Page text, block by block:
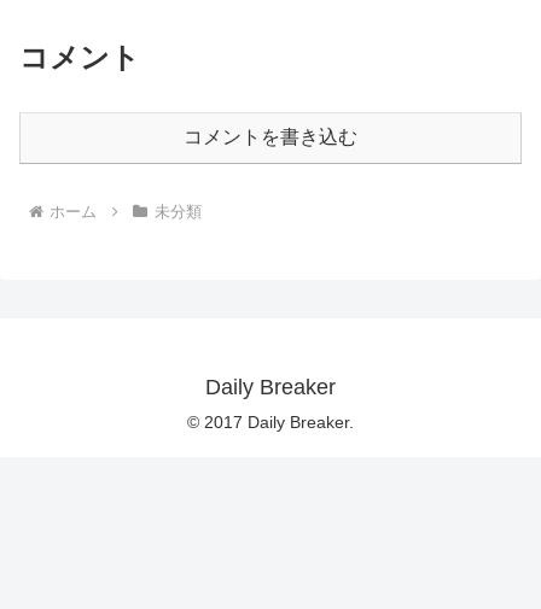
コメント
コメントを書き込む
ホーム 未分類
Daily Breaker
© 2017 Daily Breaker.